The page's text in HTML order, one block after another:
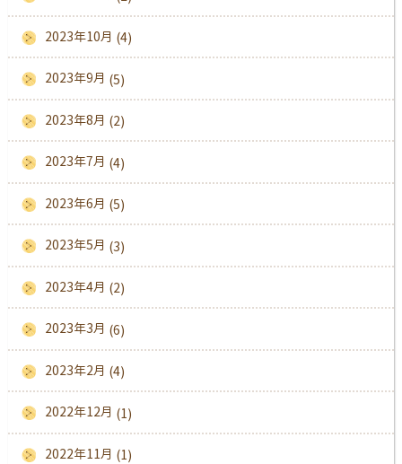
2023年10月 (4)
2023年9月 (5)
2023年8月 (2)
2023年7月 (4)
2023年6月 (5)
2023年5月 (3)
2023年4月 (2)
2023年3月 (6)
2023年2月 (4)
2022年12月 (1)
2022年11月 (1)